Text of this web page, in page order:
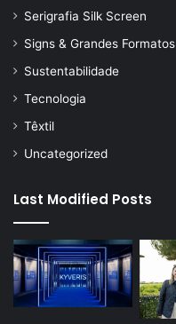
Serigrafia Silk Screen
Signs & Grandes Formatos
Sustentabilidade
Tecnologia
Têxtil
Uncategorized
Last Modified Posts